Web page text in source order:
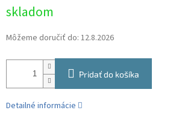
cena:
skladom
Môžeme doručiť do: 12.8.2026
Pridať do košíka
Detailné informácie